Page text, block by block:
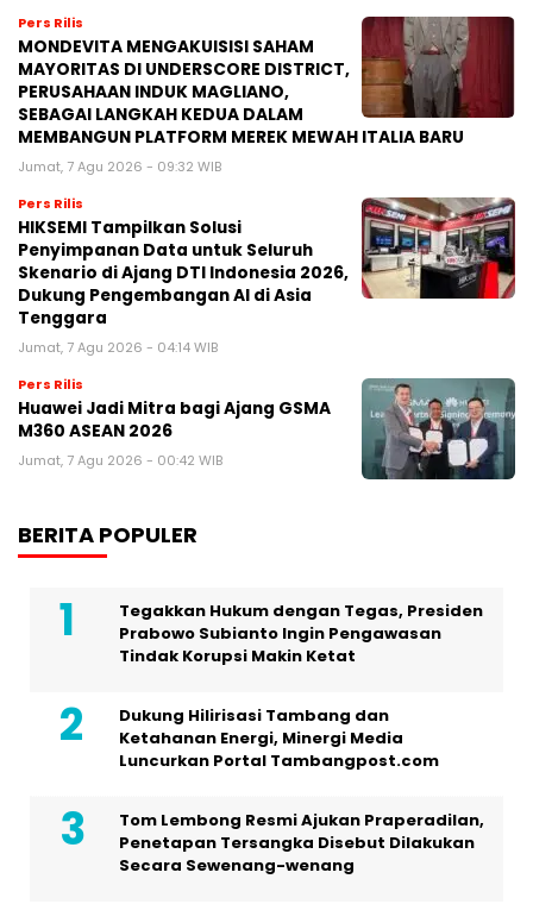
Pers Rilis
MONDEVITA MENGAKUISISI SAHAM
MAYORITAS DI UNDERSCORE DISTRICT,
PERUSAHAAN INDUK MAGLIANO,
SEBAGAI LANGKAH KEDUA DALAM
MEMBANGUN PLATFORM MEREK MEWAH ITALIA BARU
Jumat, 7 Agu 2026 - 09:32 WIB
Pers Rilis
HIKSEMI Tampilkan Solusi
Penyimpanan Data untuk Seluruh
Skenario di Ajang DTI Indonesia 2026,
Dukung Pengembangan AI di Asia
Tenggara
Jumat, 7 Agu 2026 - 04:14 WIB
Pers Rilis
Huawei Jadi Mitra bagi Ajang GSMA
M360 ASEAN 2026
Jumat, 7 Agu 2026 - 00:42 WIB
BERITA POPULER
Tegakkan Hukum dengan Tegas, Presiden
Prabowo Subianto Ingin Pengawasan
Tindak Korupsi Makin Ketat
Dukung Hilirisasi Tambang dan
Ketahanan Energi, Minergi Media
Luncurkan Portal Tambangpost.com
Tom Lembong Resmi Ajukan Praperadilan,
Penetapan Tersangka Disebut Dilakukan
Secara Sewenang-wenang